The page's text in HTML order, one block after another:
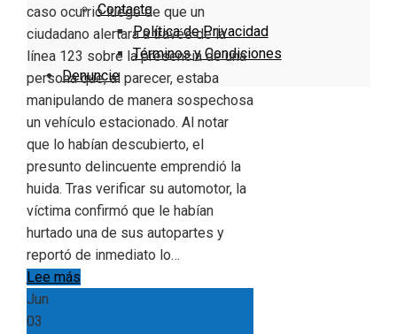
Contacto
Política de Privacidad
Términos y Condiciones
Denuncie
caso ocurrió luego de que un
ciudadano alertara a través de la
línea 123 sobre la presencia de una
persona que, al parecer, estaba
manipulando de manera sospechosa
un vehículo estacionado. Al notar
que lo habían descubierto, el
presunto delincuente emprendió la
huida. Tras verificar su automotor, la
víctima confirmó que le habían
hurtado una de sus autopartes y
reportó de inmediato lo…
Lee más
Jun
03